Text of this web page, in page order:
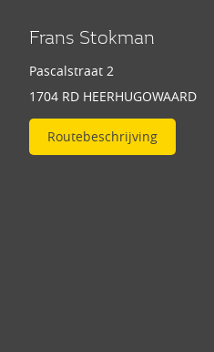
Frans Stokman
Pascalstraat 2
1704 RD HEERHUGOWAARD
Routebeschrijving